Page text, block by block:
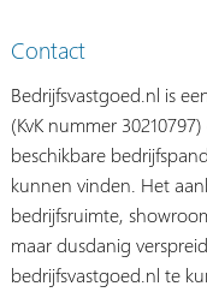
Contact
Bedrijfsvastgoed.nl is
(KvK nummer
beschikbare
kunnen vinden. Het
bedrijfsruimte,
maar dusdanig
bedrijfsvastgoed.nl te